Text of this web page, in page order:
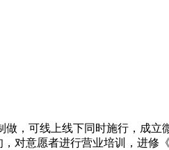
可线上线下同时施行，成立
对意愿者进行营业培训，进